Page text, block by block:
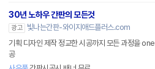
30년 노하우 간판의 모든것
광고
빛나는간판-와이지애드플러스.com
기획 디자인 제작 정교한 시공까지 모든 과정을
공